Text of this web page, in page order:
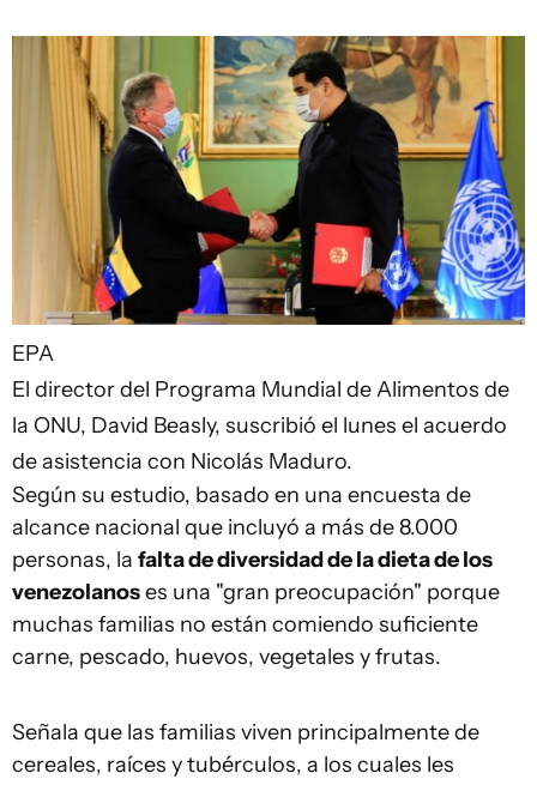
EPA
El director del Programa Mundial de Alimentos de
la ONU, David Beasly, suscribió el lunes el acuerdo
de asistencia con Nicolás Maduro.
Según su estudio, basado en una encuesta de
alcance nacional que incluyó a más de 8.000
personas, la falta de diversidad de la dieta de los
venezolanoses una "gran preocupación" porque
muchas familias no están comiendo suficiente
carne, pescado, huevos, vegetales y frutas.
Señala que las familias viven principalmente de
cereales, raíces y tubérculos, a los cuales les